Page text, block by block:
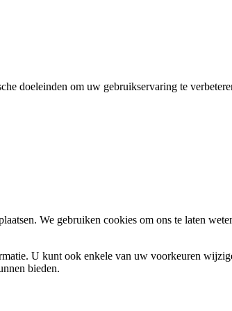
doeleinden om uw gebruikservaring te
We gebruiken cookies om ons te laten
U kunt ook enkele van uw voorkeuren
bieden.